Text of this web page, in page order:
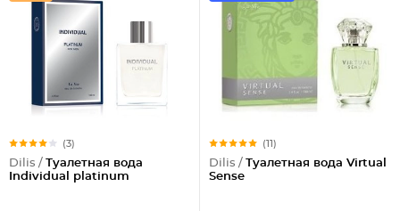
(3)
Dilis / Туалетная вода
Individual platinum
(11)
Dilis / Туалетная вода Virtual
Sense